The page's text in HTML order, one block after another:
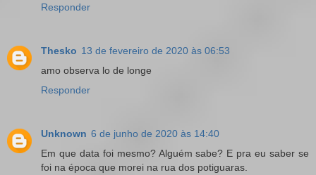
Responder
Thesko 13 de fevereiro de 2020 às 06:53
amo observa lo de longe
Responder
Unknown 6 de junho de 2020 às 14:40
Em que data foi mesmo? Alguém sabe? E pra eu saber se
foi na época que morei na rua dos potiguaras.